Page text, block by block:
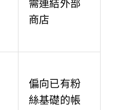
需連結外部
商店
偏向已有粉
絲基礎的帳